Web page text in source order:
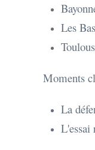
Les
Moments
La
L'essai